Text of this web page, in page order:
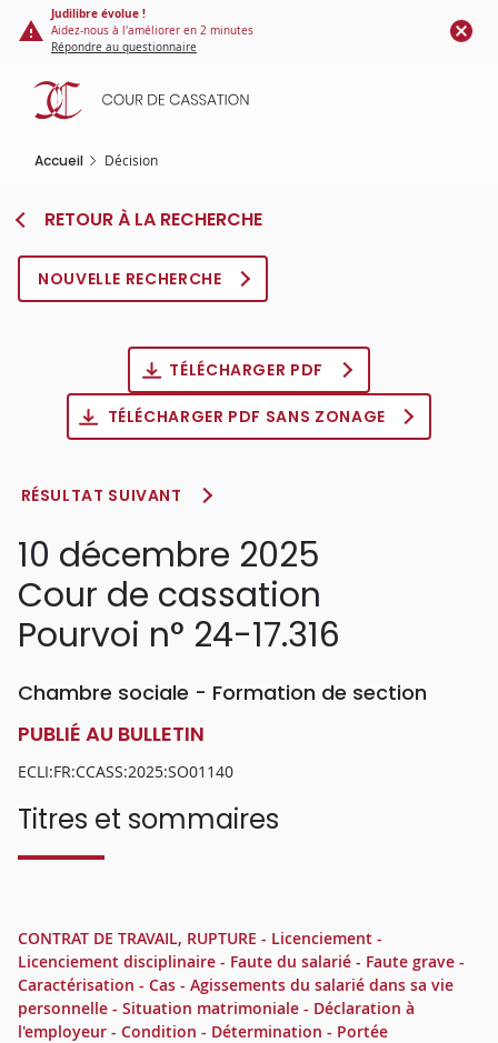
Panneau de gestion des cookies
contenu
principal
Judilibre évolue !
Aidez-nous à l'améliorer en 2 minutes
Répondre au questionnaire
Accueil Décision
RETOUR À LA RECHERCHE
NOUVELLE RECHERCHE
TÉLÉCHARGER PDF
TÉLÉCHARGER PDF SANS ZONAGE
RÉSULTAT SUIVANT
10 décembre 2025
Cour de cassation
Pourvoi n° 24-17.316
Chambre sociale - Formation de section
PUBLIÉ AU BULLETIN
ECLI:FR:CCASS:2025:SO01140
Titres et sommaires
CONTRAT DE TRAVAIL, RUPTURE - Licenciement -
Licenciement disciplinaire - Faute du salarié - Faute grave -
Caractérisation - Cas - Agissements du salarié dans sa vie
personnelle - Situation matrimoniale - Déclaration à
l'employeur - Condition - Détermination - Portée